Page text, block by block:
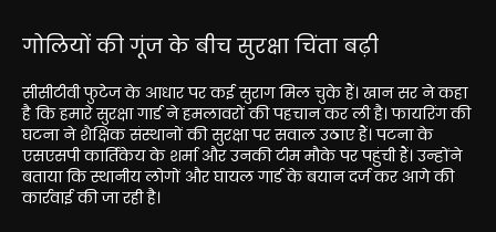
गोलियों की गूंज के बीच सुरक्षा चिंता बढ़ी
सीसीटीवी फुटेज के आधार पर कई सुराग मिल चुके हैं। खान सर ने कहा
है कि हमारे सुरक्षा गार्ड ने हमलावरों की पहचान कर ली है। फायरिंग की
घटना ने शैक्षिक संस्थानों की सुरक्षा पर सवाल उठाए हैं। पटना के
एसएसपी कार्तिकेय के शर्मा और उनकी टीम मौके पर पहुंची हैं। उन्होंने
बताया कि स्थानीय लोगों और घायल गार्ड के बयान दर्ज कर आगे की
कार्रवाई की जा रही है।